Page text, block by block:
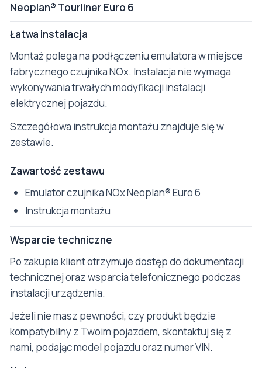
Neoplan® Tourliner Euro 6
Łatwa instalacja
Montaż polega na podłączeniu emulatora w miejsce
fabrycznego czujnika NOx. Instalacja nie wymaga
wykonywania trwałych modyfikacji instalacji
elektrycznej pojazdu.
Szczegółowa instrukcja montażu znajduje się w
zestawie.
Zawartość zestawu
Emulator czujnika NOx Neoplan® Euro 6
Instrukcja montażu
Wsparcie techniczne
Po zakupie klient otrzymuje dostęp do dokumentacji
technicznej oraz wsparcia telefonicznego podczas
instalacji urządzenia.
Jeżeli nie masz pewności, czy produkt będzie
kompatybilny z Twoim pojazdem, skontaktuj się z
nami, podając model pojazdu oraz numer VIN.